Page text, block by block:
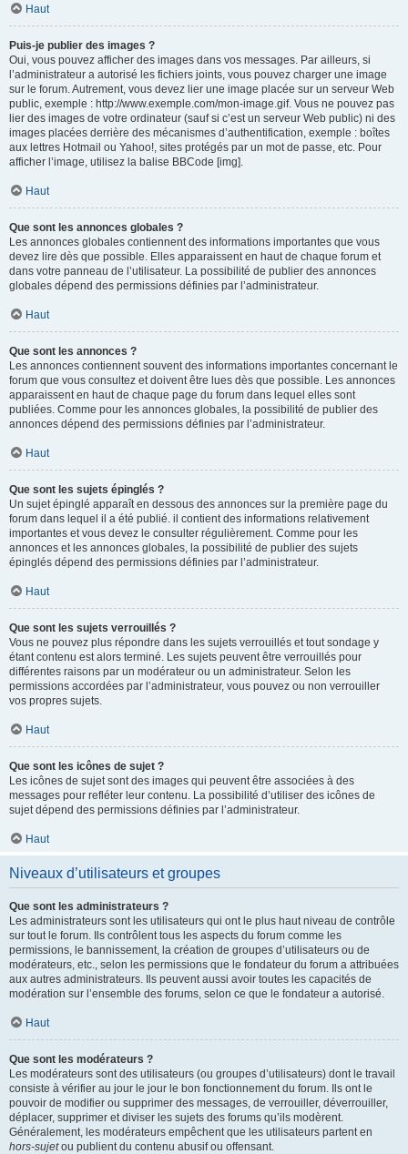
Haut
Puis-je publier des images ?
Oui, vous pouvez afficher des images dans vos messages. Par ailleurs, si
l’administrateur a autorisé les fichiers joints, vous pouvez charger une image
sur le forum. Autrement, vous devez lier une image placée sur un serveur Web
public, exemple : http://www.exemple.com/mon-image.gif. Vous ne pouvez pas
lier des images de votre ordinateur (sauf si c’est un serveur Web public) ni des
images placées derrière des mécanismes d’authentification, exemple : boîtes
aux lettres Hotmail ou Yahoo!, sites protégés par un mot de passe, etc. Pour
afficher l’image, utilisez la balise BBCode [img].
Haut
Que sont les annonces globales ?
Les annonces globales contiennent des informations importantes que vous
devez lire dès que possible. Elles apparaissent en haut de chaque forum et
dans votre panneau de l’utilisateur. La possibilité de publier des annonces
globales dépend des permissions définies par l’administrateur.
Haut
Que sont les annonces ?
Les annonces contiennent souvent des informations importantes concernant le
forum que vous consultez et doivent être lues dès que possible. Les annonces
apparaissent en haut de chaque page du forum dans lequel elles sont
publiées. Comme pour les annonces globales, la possibilité de publier des
annonces dépend des permissions définies par l’administrateur.
Haut
Que sont les sujets épinglés ?
Un sujet épinglé apparaît en dessous des annonces sur la première page du
forum dans lequel il a été publié. il contient des informations relativement
importantes et vous devez le consulter régulièrement. Comme pour les
annonces et les annonces globales, la possibilité de publier des sujets
épinglés dépend des permissions définies par l’administrateur.
Haut
Que sont les sujets verrouillés ?
Vous ne pouvez plus répondre dans les sujets verrouillés et tout sondage y
étant contenu est alors terminé. Les sujets peuvent être verrouillés pour
différentes raisons par un modérateur ou un administrateur. Selon les
permissions accordées par l’administrateur, vous pouvez ou non verrouiller
vos propres sujets.
Haut
Que sont les icônes de sujet ?
Les icônes de sujet sont des images qui peuvent être associées à des
messages pour refléter leur contenu. La possibilité d’utiliser des icônes de
sujet dépend des permissions définies par l’administrateur.
Haut
Niveaux d’utilisateurs et groupes
Que sont les administrateurs ?
Les administrateurs sont les utilisateurs qui ont le plus haut niveau de contrôle
sur tout le forum. Ils contrôlent tous les aspects du forum comme les
permissions, le bannissement, la création de groupes d’utilisateurs ou de
modérateurs, etc., selon les permissions que le fondateur du forum a attribuées
aux autres administrateurs. Ils peuvent aussi avoir toutes les capacités de
modération sur l’ensemble des forums, selon ce que le fondateur a autorisé.
Haut
Que sont les modérateurs ?
Les modérateurs sont des utilisateurs (ou groupes d’utilisateurs) dont le travail
consiste à vérifier au jour le jour le bon fonctionnement du forum. Ils ont le
pouvoir de modifier ou supprimer des messages, de verrouiller, déverrouiller,
déplacer, supprimer et diviser les sujets des forums qu’ils modèrent.
Généralement, les modérateurs empêchent que les utilisateurs partent en
hors-sujetou publient du contenu abusif ou offensant.